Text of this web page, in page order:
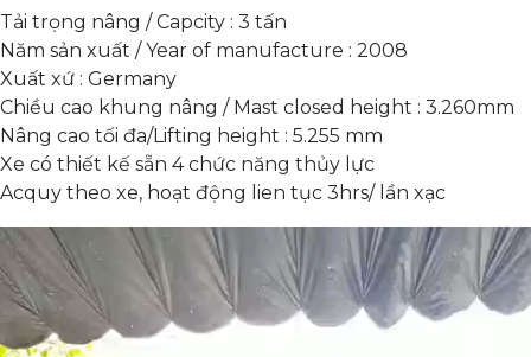
Tải trọng nâng / Capcity : 3 tấn
Năm sản xuất / Year of manufacture : 2008
Xuất xứ : Germany
Chiều cao khung nâng / Mast closed height : 3.260mm
Nâng cao tối đa/Lifting height : 5.255 mm
Xe có thiết kế sẵn 4 chức năng thủy lực
Acquy theo xe, hoạt động lien tục 3hrs/ lần xạc
Trình
chơi
Video